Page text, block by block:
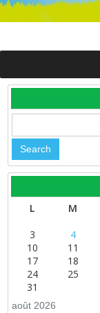
août 2026
L M
3
4
10
11
17
18
24
25
31